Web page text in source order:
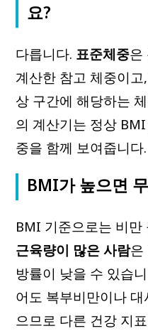
요?
다릅니다. 표준체중은
계산한 참고 체중이고,
상 구간에 해당하는
의 계산기는 정상
중을 함께 보여줍니다.
BMI가 높으면
BMI 기준으로는 비만
근육량이 많은 사람은
방률이 낮을 수 있습
어도 복부비만이나
으므로 다른 건강 지